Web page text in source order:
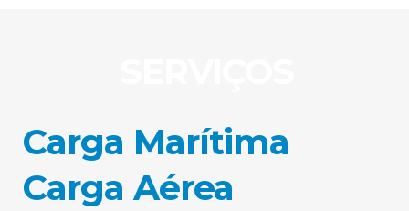
Carga Marítima
Carga Aérea